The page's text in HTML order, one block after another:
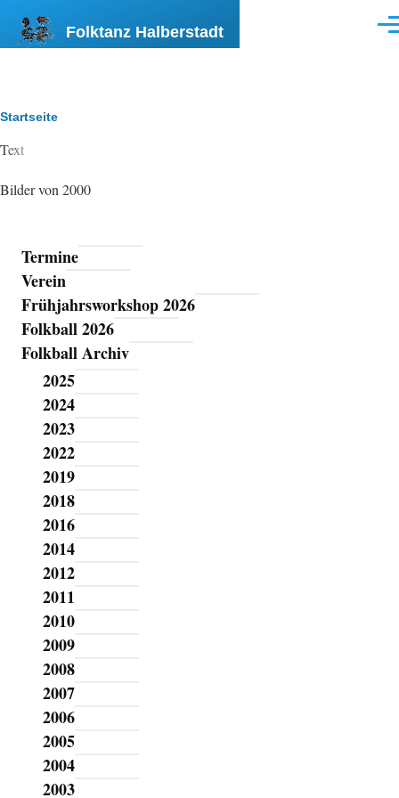
Folktanz Halberstadt
Pfadnavigation
Startseite
Text
Bilder von 2000
Folktanz
Halberstadt
Termine
Verein
Frühjahrsworkshop 2026
Folkball 2026
Folkball Archiv
2025
2024
2023
2022
2019
2018
2016
2014
2012
2011
2010
2009
2008
2007
2006
2005
2004
2003